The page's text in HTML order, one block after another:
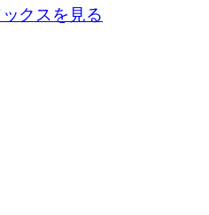
クスを見る